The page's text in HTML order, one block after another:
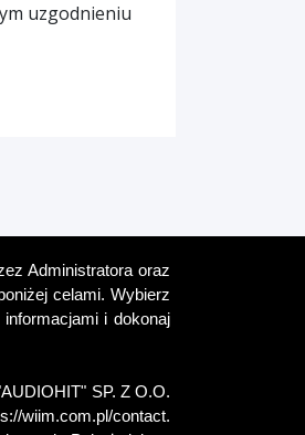
uzgodnieniu
Administratora oraz
celami. Wybierz
i dokonaj
SP. Z O.O.
wiim.com.pl/contact.